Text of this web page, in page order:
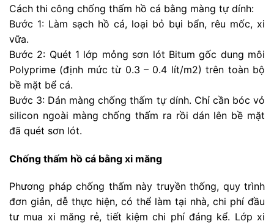
Cách thi công chống thấm hồ cá bằng màng tự dính:
Bước 1: Làm sạch hồ cá, loại bỏ bụi bẩn, rêu mốc, xi
vữa.
Bước 2: Quét 1 lớp mỏng sơn lót Bitum gốc dung môi
Polyprime (định mức từ 0.3 – 0.4 lít/m2) trên toàn bộ
bề mặt bể cá.
Bước 3: Dán màng chống thấm tự dính. Chỉ cần bóc vỏ
silicon ngoài màng chống thấm ra rồi dán lên bề mặt
đã quét sơn lót.
Chống thấm hồ cá bằng xi măng
Phương pháp chống thấm này truyền thống, quy trình
đơn giản, dễ thực hiện, có thể làm tại nhà, chi phí đầu
tư mua xi măng rẻ, tiết kiệm chi phí đáng kể. Lớp xi